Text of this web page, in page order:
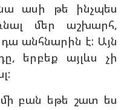
ասի թե ինչպես
մեր աշխարհ,
անհնարին է: Այն
երբեք այլևս չի
բան եթե շատ ես